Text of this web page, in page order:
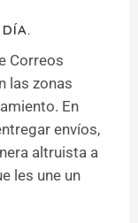
Correos
las zonas
En
envíos,
altruista a
les une un